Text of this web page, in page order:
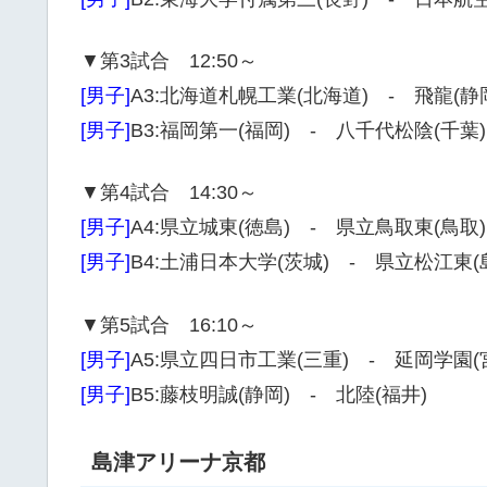
▼第3試合 12:50～
[男子]A3:北海道札幌工業(北海道) - 飛龍(静
[男子]B3:福岡第一(福岡) - 八千代松陰(千葉)
▼第4試合 14:30～
[男子]A4:県立城東(徳島) - 県立鳥取東(鳥取)
[男子]B4:土浦日本大学(茨城) - 県立松江東(
▼第5試合 16:10～
[男子]A5:県立四日市工業(三重) - 延岡学園(
[男子]B5:藤枝明誠(静岡) - 北陸(福井)
島津アリーナ京都